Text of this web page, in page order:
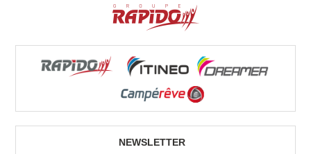
Tel. 0034 672469100
RENT CAMPERS GRAN CANARIA
Poligono Industrial Arinaga.
35118 Arinaga
NEWSLETTER